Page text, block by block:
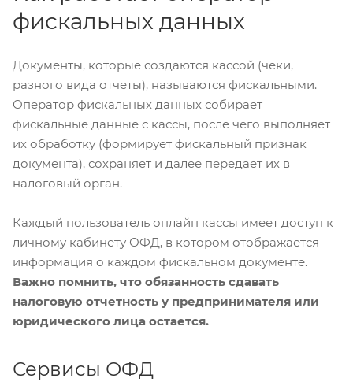
фискальных данных
Документы, которые создаются кассой (чеки,
разного вида отчеты), называются фискальными.
Оператор фискальных данных собирает
фискальные данные с кассы, после чего выполняет
их обработку (формирует фискальный признак
документа), сохраняет и далее передает их в
налоговый орган.
Каждый пользователь онлайн кассы имеет доступ к
личному кабинету ОФД, в котором отображается
информация о каждом фискальном документе.
Важно помнить, что обязанность сдавать
налоговую отчетность у предпринимателя или
юридического лица остается.
Сервисы ОФД